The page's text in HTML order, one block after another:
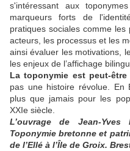
s'intéressant aux
marqueurs forts de
pratiques sociales comme
acteurs, les processus et les
ainsi évaluer les motivations,
les enjeux de l’affichage
La toponymie est peut-être
pas une histoire révolue. En
plus que jamais pour les
XXIe siècle.
L’ouvrage de Jean-
Toponymie bretonne et
de l’Ellé à l’Île de Groix.